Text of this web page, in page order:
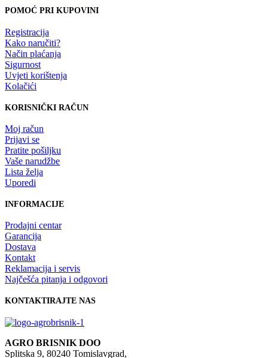
POMOĆ PRI KUPOVINI
Registracija
Kako naručiti?
Način plaćanja
Sigurnost
Uvjeti korištenja
Kolačići
KORISNIČKI RAČUN
Moj račun
Prijavi se
Pratite pošiljku
Vaše narudžbe
Lista želja
Uporedi
INFORMACIJE
Prodajni centar
Garancija
Dostava
Kontakt
Reklamacija i servis
Najčešća pitanja i odgovori
KONTAKTIRAJTE NAS
AGRO BRISNIK DOO
Splitska 9, 80240 Tomislavgrad,